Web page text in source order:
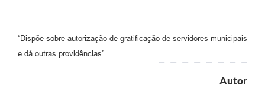
“Dispõe sobre autorização de gratificação de servidores municipais
e dá outras providências”
Autor